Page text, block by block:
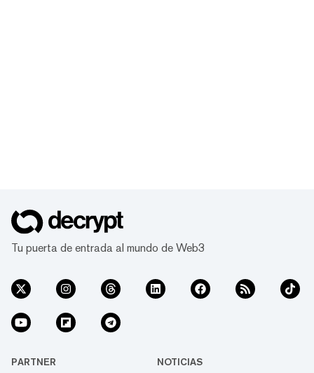
Tu puerta de entrada al mundo de Web3
PARTNER NOTICIAS